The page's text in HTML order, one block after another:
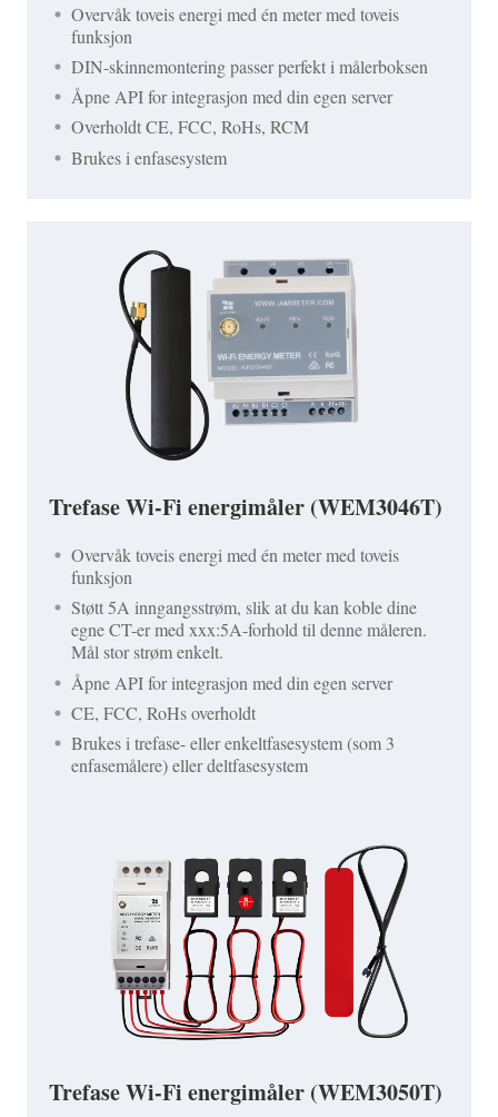
Overvåk toveis energi med én meter med toveis
funksjon
DIN-skinnemontering passer perfekt i målerboksen
Åpne API for integrasjon med din egen server
Overholdt CE, FCC, RoHs, RCM
Brukes i enfasesystem
Trefase Wi-Fi energimåler (WEM3046T)
Overvåk toveis energi med én meter med toveis
funksjon
Støtt 5A inngangsstrøm, slik at du kan koble dine
egne CT-er med xxx:5A-forhold til denne måleren.
Mål stor strøm enkelt.
Åpne API for integrasjon med din egen server
CE, FCC, RoHs overholdt
Brukes i trefase- eller enkeltfasesystem (som 3
enfasemålere) eller deltfasesystem
Trefase Wi-Fi energimåler (WEM3050T)